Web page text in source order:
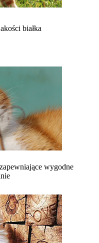
białka
wygodne